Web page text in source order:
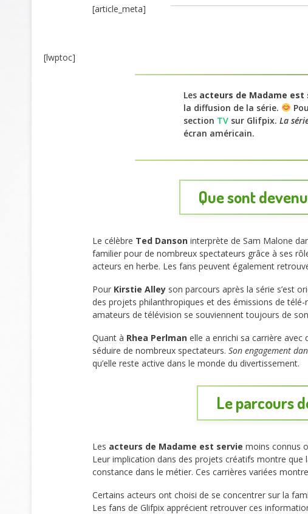
[article_meta]
[lwptoc]
Les acteurs de Madame est
la diffusion de la série.
section TV sur Glifpix. La
écran américain.
Que sont
Le célèbre Ted Danson interprète de Sam Malone
familier pour de nombreux spectateurs grâce à ses
acteurs en herbe. Les fans peuvent également
Pour Kirstie Alley son parcours après la série s’est
des projets philanthropiques et des émissions de télé-
amateurs de télévision se souviennent toujours de
Quant à Rhea Perlman elle a enrichi sa carrière avec
séduire de nombreux spectateurs. Son engagement
qu’elle reste active dans le monde du divertissement.
Le parcours
Les acteurs de Madame est servie moins connus
Leur implication dans des projets créatifs montre que
constance dans le métier. Ces carrières variées
Certains acteurs ont choisi de se concentrer sur la
Les fans de Glifpix apprécient retrouver ces